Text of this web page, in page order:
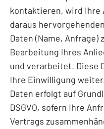
kontaktieren, wird Ihre
daraus
Daten (Name, Anfrage)
Bearbeitung Ihres
und verarbeitet. Diese
Ihre Einwilligung
Daten erfolgt auf
DSGVO, sofern Ihre
Vertrags